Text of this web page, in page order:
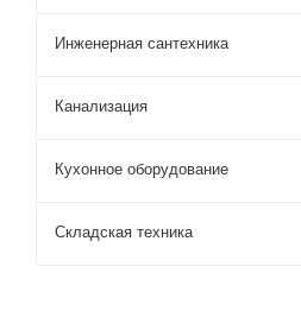
Инженерная сантехника
Канализация
Кухонное оборудование
Складская техника